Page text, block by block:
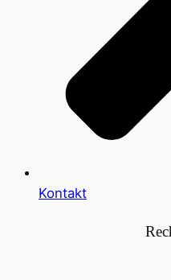
Kontakt